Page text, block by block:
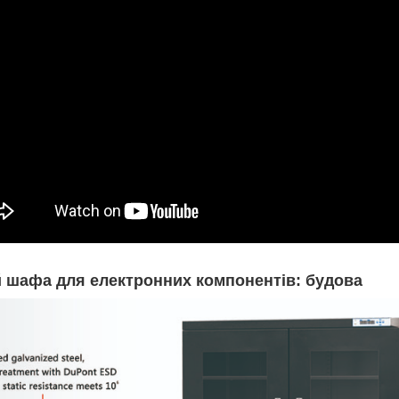
шафа для електронних компонентів: будова